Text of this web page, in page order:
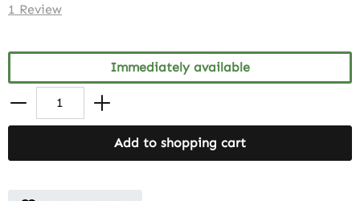
Average rating of 5 out of 5 stars
1 Review
Immediately available
Add to shopping cart